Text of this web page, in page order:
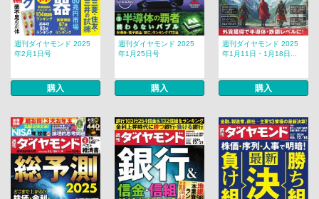
週刊ダイヤモンド 2025
年2月1日号
購入
週刊ダイヤモンド 2025
年1月25日号
購入
週刊ダイヤモンド 2025
年1月11日・1月18日...
購入